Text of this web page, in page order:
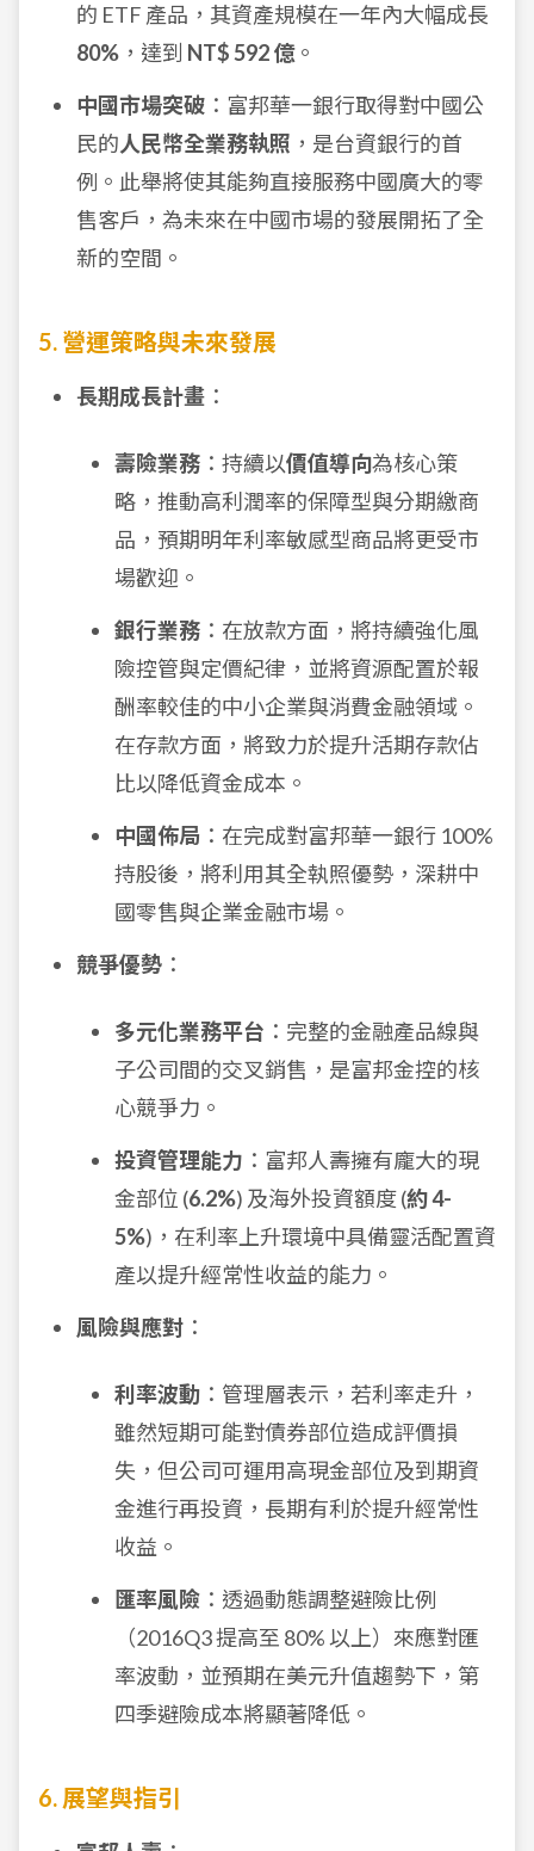
的 ETF 產品，其資產規模在一年內大幅成長
80% ，達到 NT$ 592 億。
中國市場突破 ：富邦華一銀行取得對中國公
民的人民幣全業務執照 ，是台資銀行的首
例。此舉將使其能夠直接服務中國廣大的零
售客戶，為未來在中國市場的發展開拓了全
新的空間。
5. 營運策略與未來發展
長期成長計畫 ：
壽險業務 ：持續以價值導向為核心策
略，推動高利潤率的保障型與分期繳商
品，預期明年利率敏感型商品將更受市
場歡迎。
銀行業務 ：在放款方面，將持續強化風
險控管與定價紀律，並將資源配置於報
酬率較佳的中小企業與消費金融領域。
在存款方面，將致力於提升活期存款佔
比以降低資金成本。
中國佈局 ：在完成對富邦華一銀行 100%
持股後，將利用其全執照優勢，深耕中
國零售與企業金融市場。
競爭優勢 ：
多元化業務平台 ：完整的金融產品線與
子公司間的交叉銷售，是富邦金控的核
心競爭力。
投資管理能力 ：富邦人壽擁有龐大的現
金部位 (6.2%) 及海外投資額度 (約 4-
5%)，在利率上升環境中具備靈活配置資
產以提升經常性收益的能力。
風險與應對 ：
利率波動 ：管理層表示，若利率走升，
雖然短期可能對債券部位造成評價損
失，但公司可運用高現金部位及到期資
金進行再投資，長期有利於提升經常性
收益。
匯率風險 ：透過動態調整避險比例
（2016Q3 提高至 80% 以上）來應對匯
率波動，並預期在美元升值趨勢下，第
四季避險成本將顯著降低。
6. 展望與指引